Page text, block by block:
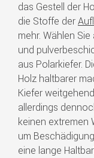
das Gestell der
die Stoffe der
mehr. Wählen
und
aus Polarkiefer.
Holz haltbarer
Kiefer
allerdings
keinen extremen
um
eine lange